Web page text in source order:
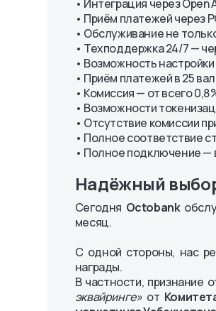
• Интеграция через Open
• Приём платежей через
• Обслуживание не
• Техподдержка 24/7 —
• Возможность
• Приём платежей в 25
• Комиссия — от всего 0,8
• Возможности
• Отсутствие комиссии
• Полное соответствие
• Полное подключение —
Надёжный
Сегодня Octobank
месяц.
С одной стороны, нас
награды.
В частности, признание
эквайринге»от